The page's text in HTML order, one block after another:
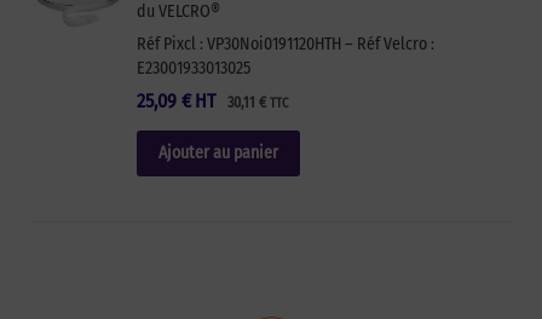
du VELCRO®
Réf Pixcl : VP30Noi0191120HTH – Réf Velcro :
E23001933013025
25,09 € 30,11 €TTC
HT
Ajouter au panier